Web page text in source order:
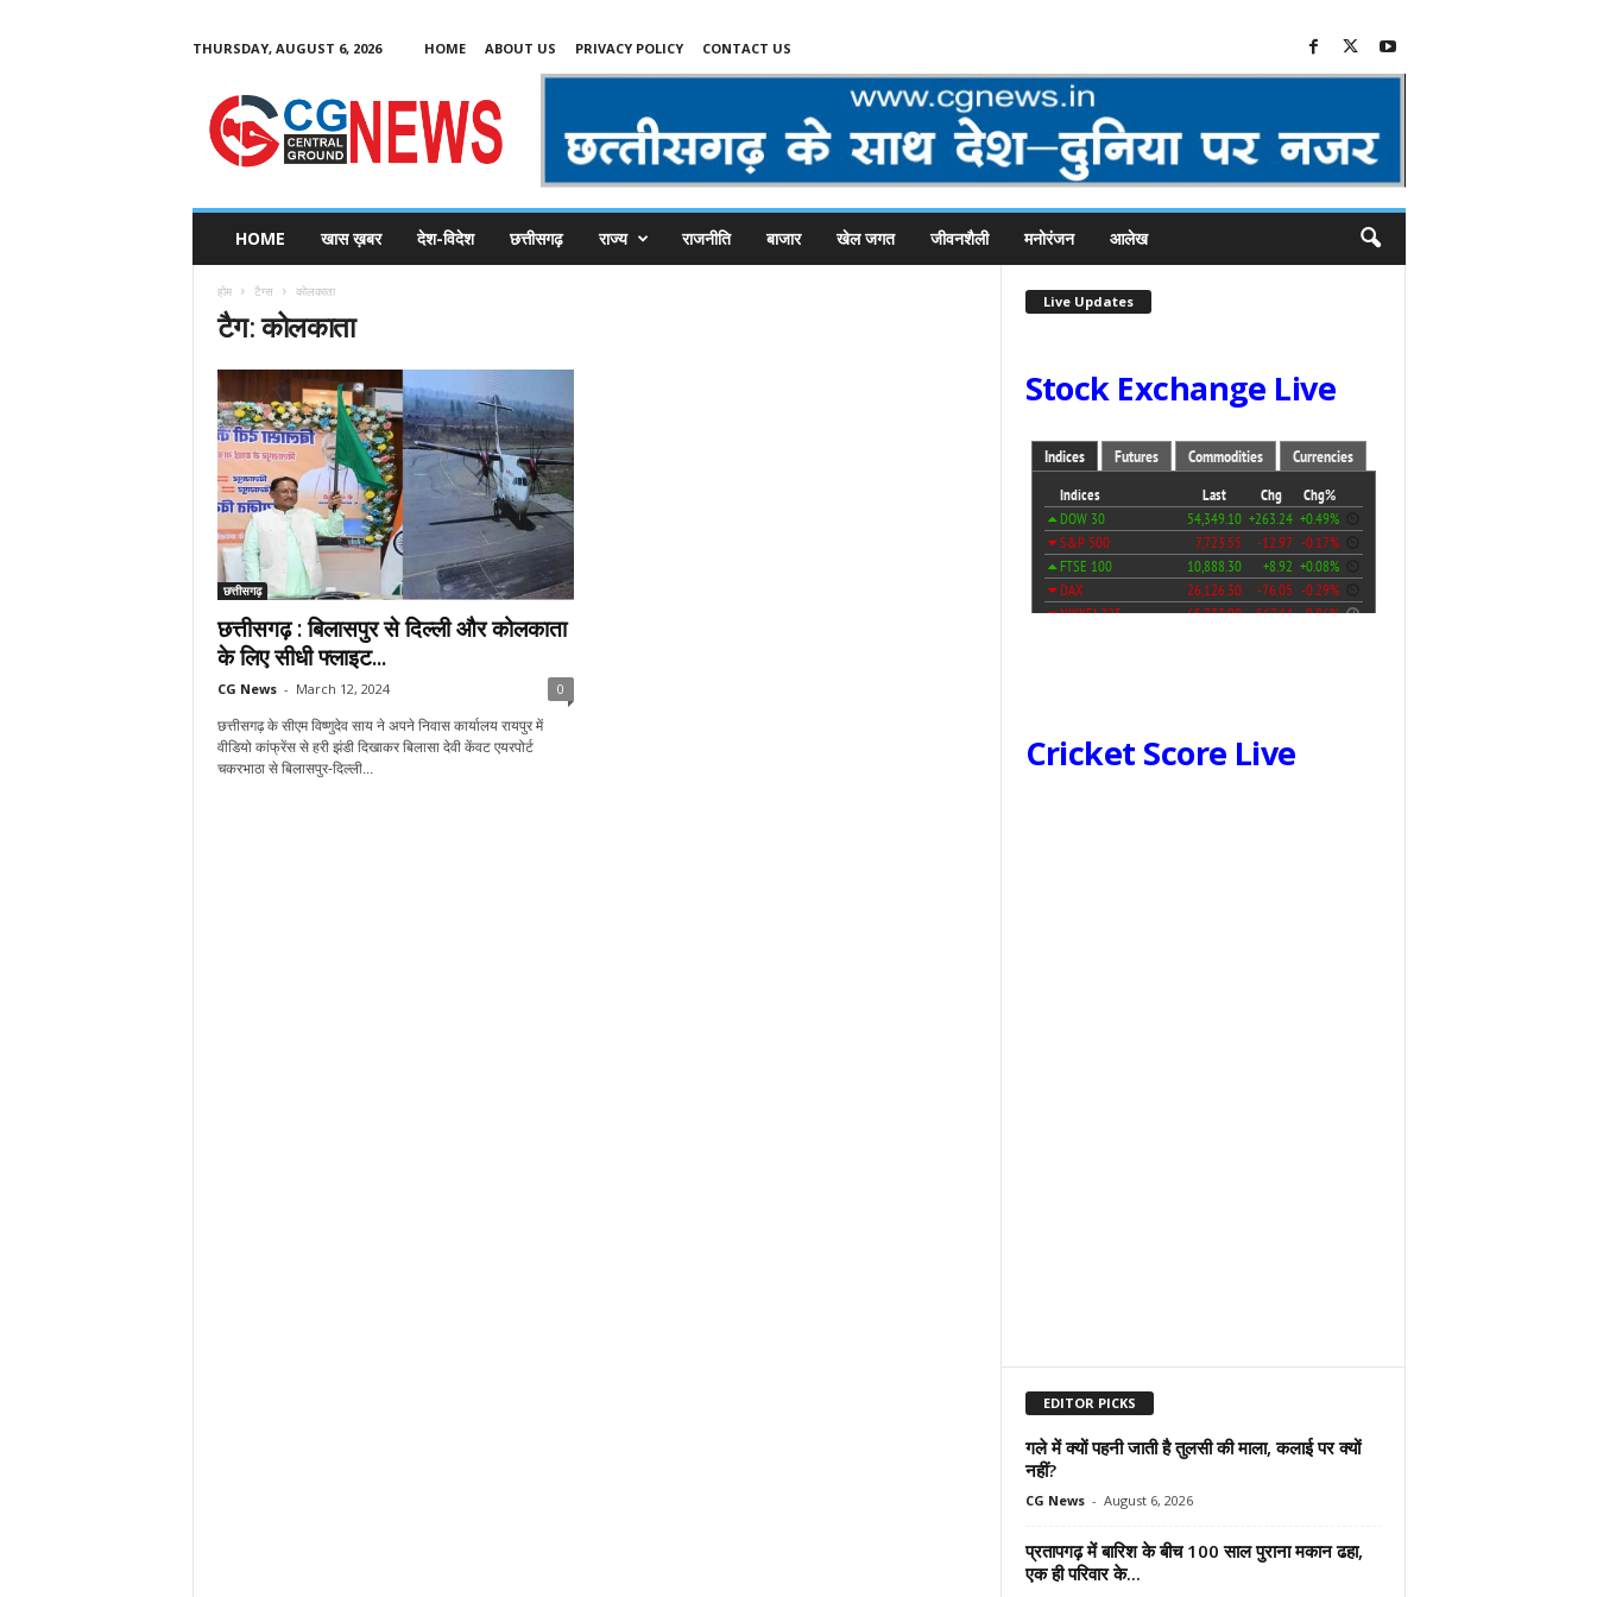
THURSDAY, AUGUST 6, 2026 HOME ABOUT US PRIVACY POLICY CONTACT US
C
HOME खास ख़बर देश-विदेश छत्तीसगढ़ राज्य राजनीति बाजार खेल जगत जीवनशैली मनोरंजन आलेख
होम टैग्स कोलकाता
टैग: कोलकाता
छत्तीसगढ़
छत्तीसगढ़ : बिलासपुर से दिल्ली और कोलकाता
के लिए सीधी फ्लाइट...
CG News - March 12, 2024 0
छत्तीसगढ़ के सीएम विष्णुदेव साय ने अपने निवास कार्यालय रायपुर में
वीडियो कांफ्रेंस से हरी झंडी दिखाकर बिलासा देवी केंवट एयरपोर्ट
चकरभाठा से बिलासपुर-दिल्ली...
Live Updates
Stock Exchange Live
Cricket Score Live
EDITOR PICKS
गले में क्यों पहनी जाती है तुलसी की माला, कलाई पर क्यों
नहीं?
CG News - August 6, 2026
प्रतापगढ़ में बारिश के बीच 100 साल पुराना मकान ढहा,
एक ही परिवार के...